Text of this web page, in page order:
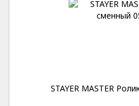
STAYER MASTER